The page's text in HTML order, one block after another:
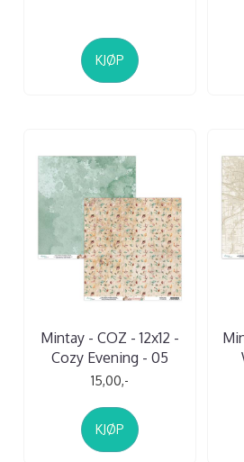
KJØP
Mintay - COZ - 12x12 -
Cozy Evening - 05
15,00,-
KJØP